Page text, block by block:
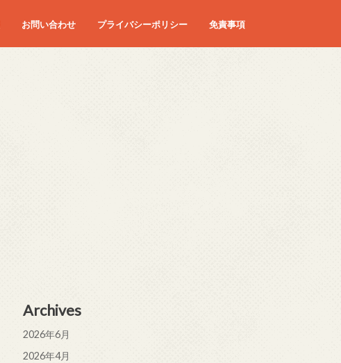
お問い合わせ プライバシーポリシー 免責事項
Archives
2026年6月
2026年4月